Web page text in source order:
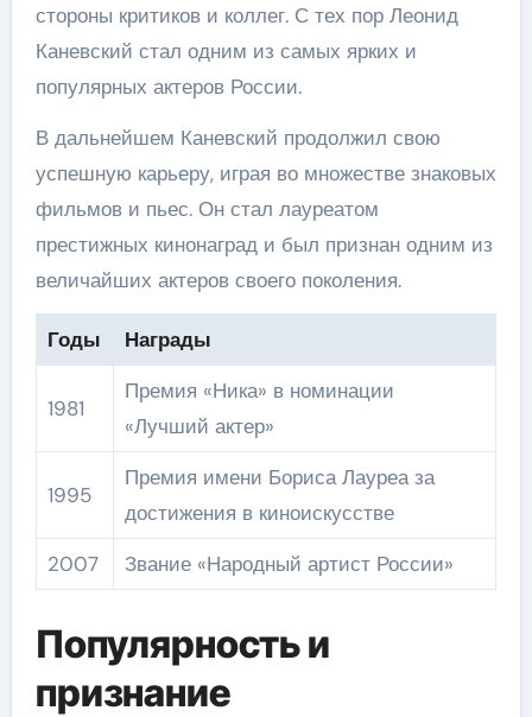
стороны критиков и коллег. С тех пор Леонид
Каневский стал одним из самых ярких и
популярных актеров России.
В дальнейшем Каневский продолжил свою
успешную карьеру, играя во множестве знаковых
фильмов и пьес. Он стал лауреатом
престижных кинонаград и был признан одним из
величайших актеров своего поколения.
Годы Награды
1981
Премия «Ника» в номинации
«Лучший актер»
1995
Премия имени Бориса Лауреа за
достижения в киноискусстве
2007
Звание «Народный артист России»
Популярность и
признание